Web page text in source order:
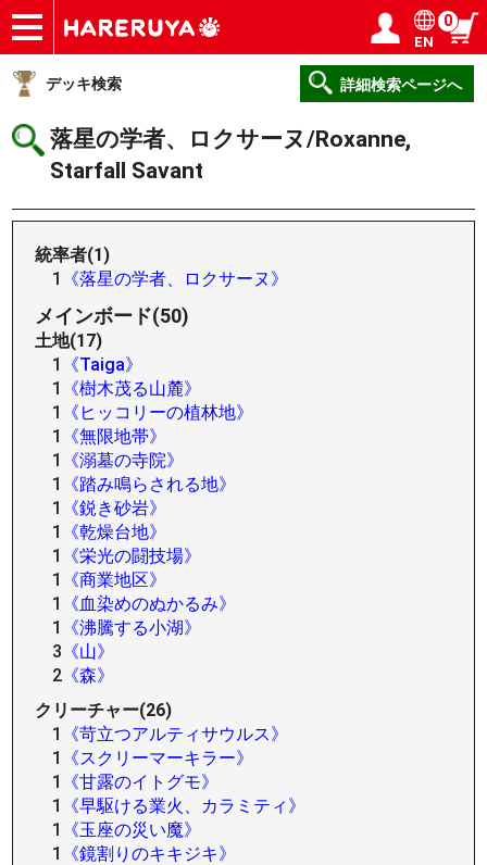
ショップ
買取
記事
デッキ検索
デッキ構築
選手一覧
店舗一覧
イベント
ヘルプ
お問い合わせ ログイン／会員登録
EN
0
デッキ検索 詳細検索ページへ
落星の学者、ロクサーヌ/Roxanne,
Starfall Savant
統率者(1)
1
《落星の学者、ロクサーヌ》
メインボード(50)
土地(17)
1
《Taiga》
1
《樹木茂る山麓》
1
《ヒッコリーの植林地》
1
《無限地帯》
1
《溺墓の寺院》
1
《踏み鳴らされる地》
1
《鋭き砂岩》
1
《乾燥台地》
1
《栄光の闘技場》
1
《商業地区》
1
《血染めのぬかるみ》
1
《沸騰する小湖》
3 《山》
2 《森》
クリーチャー(26)
1
《苛立つアルティサウルス》
1
《スクリーマーキラー》
1
《甘露のイトグモ》
1
《早駆ける業火、カラミティ》
1
《玉座の災い魔》
1
《鏡割りのキキジキ》